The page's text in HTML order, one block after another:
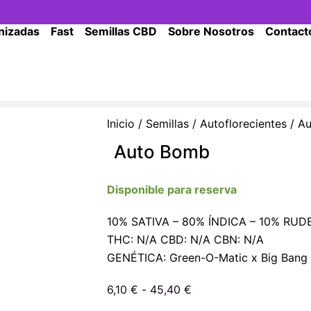
Fast Semillas CBD Sobre Nosotros
Inicio / Semillas/ Autoflorecientes/
Auto Bomb
Disponible para reserva
10% SATIVA – 80% ÍNDICA – 10%
THC: N/A CBD: N/A CBN: N/A
GENÉTICA: Green-O-Matic x Big
6,10 € - 45,40 €Rango